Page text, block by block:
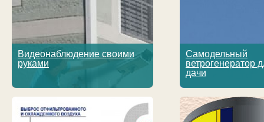
Видеонаблюдение своими
руками
Самодельный
ветрогенератор
дачи